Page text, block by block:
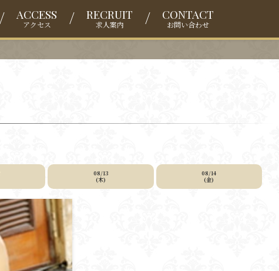
ACCESS
アクセス
RECRUIT
求人案内
CONTACT
お問い合わせ
08/13
(木)
08/14
(金)